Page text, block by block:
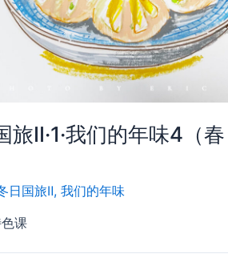
旅Ⅱ·1·我们的年味4（春
日国旅Ⅱ, 我们的年味
课